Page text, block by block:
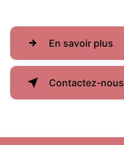
En savoir plus
Contactez-nous